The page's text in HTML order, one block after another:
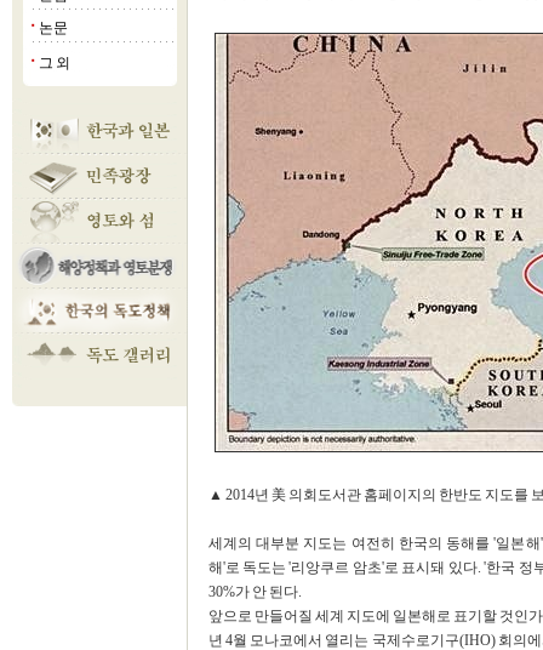
■ 논문
■ 그 외
▲ 2014년 美 의회도서관 홈페이지의 한반도 지도를
세계의 대부분 지도는 여전히 한국의 동해를 '일본
해'로 독도는 '리앙쿠르 암초'로 표시돼 있다. '한국
30%가 안 된다.
앞으로 만들어질 세계 지도에 일본해로 표기할 것인
년 4월 모나코에서 열리는 국제수로기구(IHO) 회의